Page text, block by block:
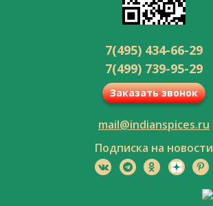
7(495) 434-66-29
7(499) 739-95-29
Заказать звонок
mail@indianspices.ru
Подписка на новости